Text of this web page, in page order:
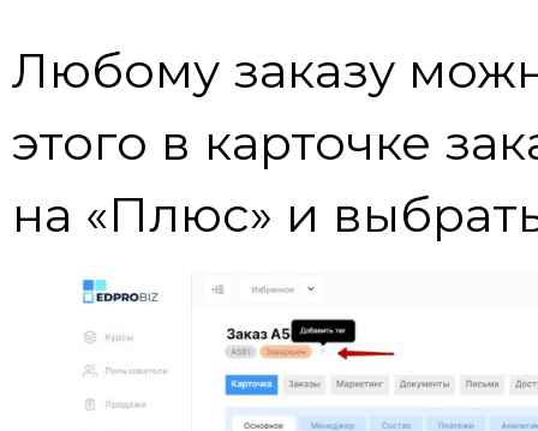
Любому заказу
этого в карточке
на «Плюс» и